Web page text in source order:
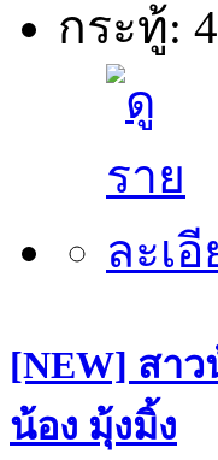
กระทู้:
[NEW] สา
น้อง มุ้งมิ้ง